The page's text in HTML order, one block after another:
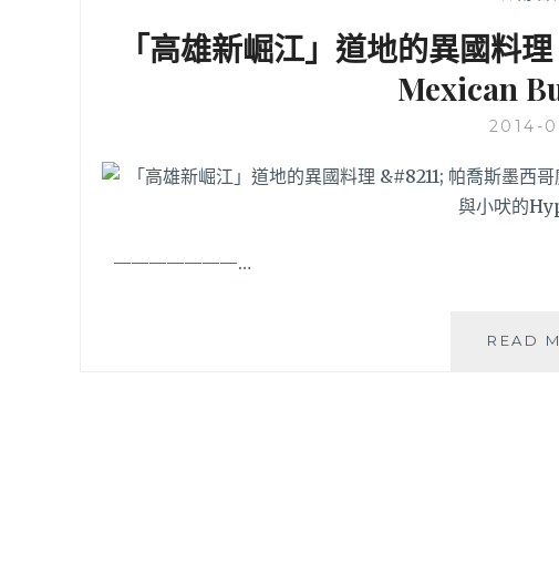
「高雄新崛江」道地的異國料
Mexican
2014-
———————…
READ